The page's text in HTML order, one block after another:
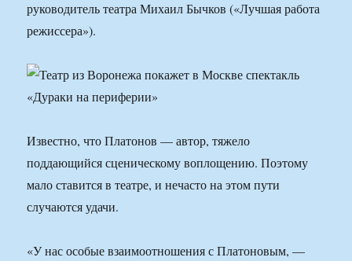
руководитель театра Михаил Бычков («Лучшая работа
режиссера»).
Известно, что Платонов — автор, тяжело
поддающийся сценическому воплощению. Поэтому
мало ставится в театре, и нечасто на этом пути
случаются удачи.
«У нас особые взаимоотношения с Платоновым, —